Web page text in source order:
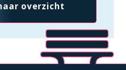
overzicht